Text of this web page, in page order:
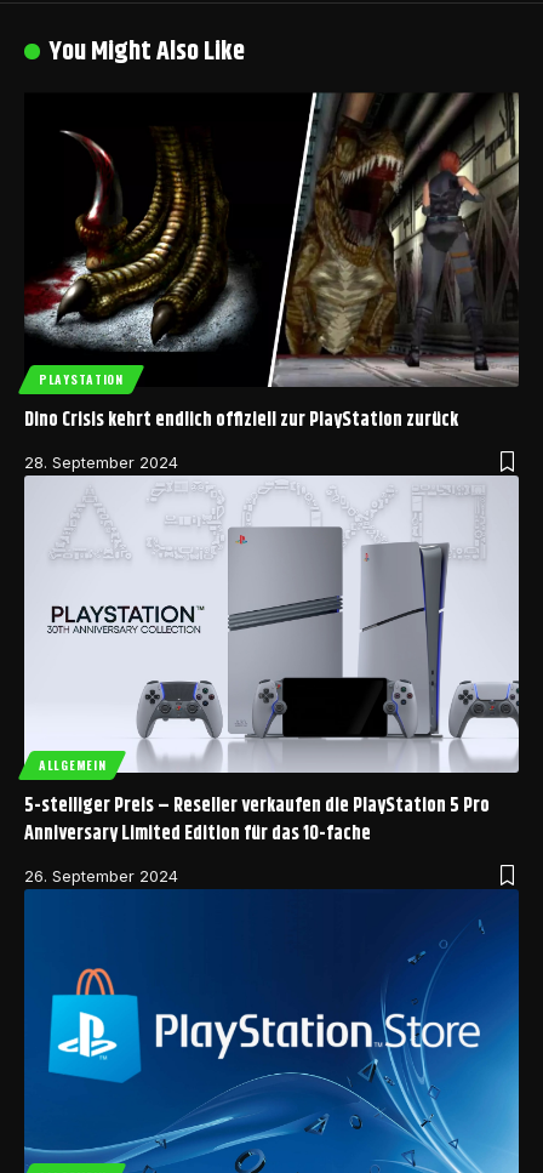
You Might Also Like
PLAYSTATION
Dino Crisis kehrt endlich offiziell zur PlayStation zurück
28. September 2024
ALLGEMEIN
5-stelliger Preis – Reseller verkaufen die PlayStation 5 Pro
Anniversary Limited Edition für das 10-fache
26. September 2024